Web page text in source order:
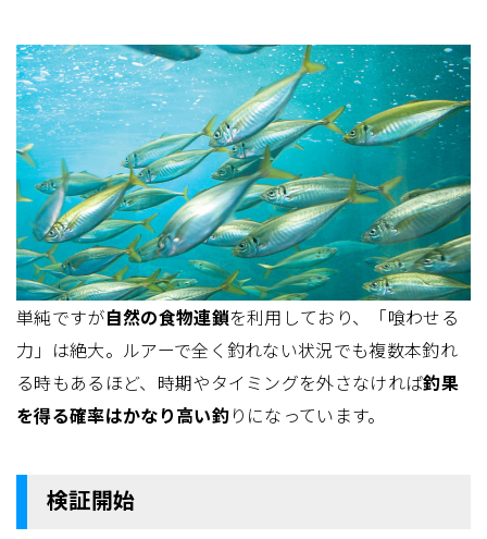
単純ですが自然の食物連鎖を利用しており、「喰わせる
力」は絶大。ルアーで全く釣れない状況でも複数本釣れ
る時もあるほど、時期やタイミングを外さなければ釣果
を得る確率はかなり高い釣りになっています。
検証開始